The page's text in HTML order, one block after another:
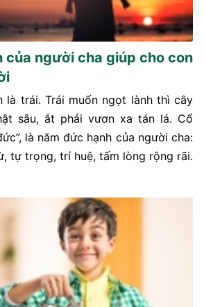
của người cha giúp cho con
là trái. Trái muốn ngọt lành thì cây
sâu, ắt phải vươn xa tán lá. Cổ
là năm đức hạnh của người cha:
tự trọng, trí huệ, tấm lòng rộng rãi.